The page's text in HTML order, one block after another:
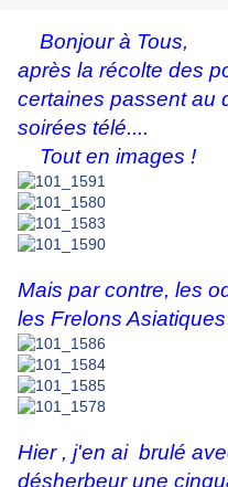
Bonjour à Tous,
après la récolte des
certaines passent au
soirées télé....
Tout en images !
Mais par contre, les
les Frelons
Hier , j'en ai brulé
désherbeur une